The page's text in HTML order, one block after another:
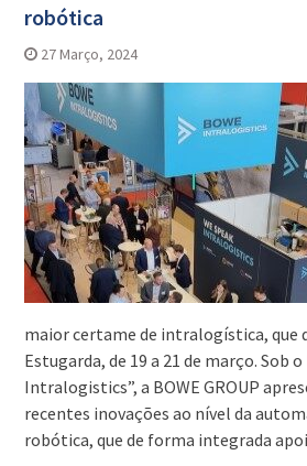
robótica
27 Março, 2024
maior certame de intralogística, que
Estugarda, de 19 a 21 de março. Sob
Intralogistics”, a BOWE GROUP
recentes inovações ao nível da
robótica, que de forma integrada